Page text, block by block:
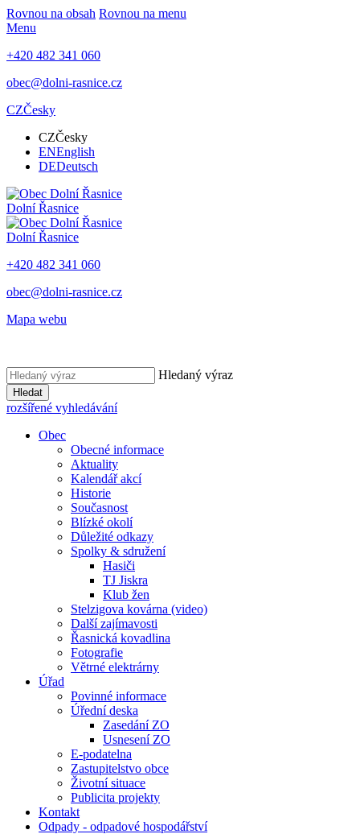
Rovnou na obsah Rovnou na menu
Menu
+420 482 341 060
obec@dolni-rasnice.cz
CZČesky
CZČesky
ENEnglish
DEDeutsch
Dolní Řasnice
Dolní Řasnice
+420 482 341 060
obec@dolni-rasnice.cz
Mapa webu
Hledaný výraz
Hledat
rozšířené vyhledávání
Obec
Obecné informace
Aktuality
Kalendář akcí
Historie
Současnost
Blízké okolí
Důležité odkazy
Spolky & sdružení
Hasiči
TJ Jiskra
Klub žen
Stelzigova kovárna (video)
Další zajímavosti
Řasnická kovadlina
Fotografie
Větrné elektrárny
Úřad
Povinné informace
Úřední deska
Zasedání ZO
Usnesení ZO
E-podatelna
Zastupitelstvo obce
Životní situace
Publicita projekty
Kontakt
Odpady - odpadové hospodářství